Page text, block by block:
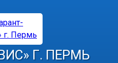
Г. ПЕРМЬ